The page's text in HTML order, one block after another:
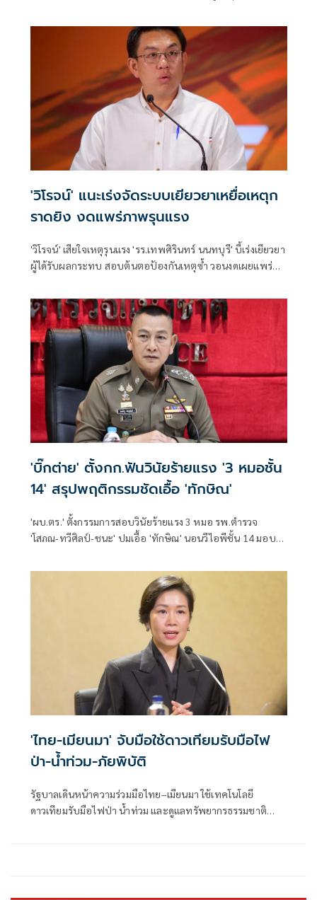
'วิโรจน์' แนะเร่งจัดระบบเยียวยาเหยื่อเหตุก
ราดยิง งดแพร่ภาพรุนแรง
'วิโรจน์' เสียใจเหตุรุนแรง 'รร.เทพศิรินทร์ นนทบุรี' บี้เร่งเยียวยา
ผู้ได้รับผลกระทบ สอบต้นตอป้องกันเหตุซ้ำ วอนงดเผยแพร่
'บิ๊กต่าย' ตั้งกก.ฟันวินัยร้ายแรง '3 หมอชั้น
14' สรุปพฤติกรรมชัดเอื้อ 'ทักษิณ'
'ผบ.ตร.' ตั้งกรรมการสอบวินัยร้ายแรง 3 หมอ รพ.ตำรวจ
'โสภณ-ทวีศิลป์-ชนะ' ปมเอื้อ 'ทักษิณ' นอนวีไอพีชั้น 14 มอบ
'ไทย-เมียนมา' จับมือใช้ดาวเทียมรับมือไฟ
ป่า-น้ำท่วม-ภัยพิบัติ
รัฐบาลเดินหน้าความร่วมมือไทย–เมียนมา ใช้เทคโนโลยี
ดาวเทียมรับมือไฟป่า น้ำท่วม และดูแลทรัพยากรธรรมชาติ